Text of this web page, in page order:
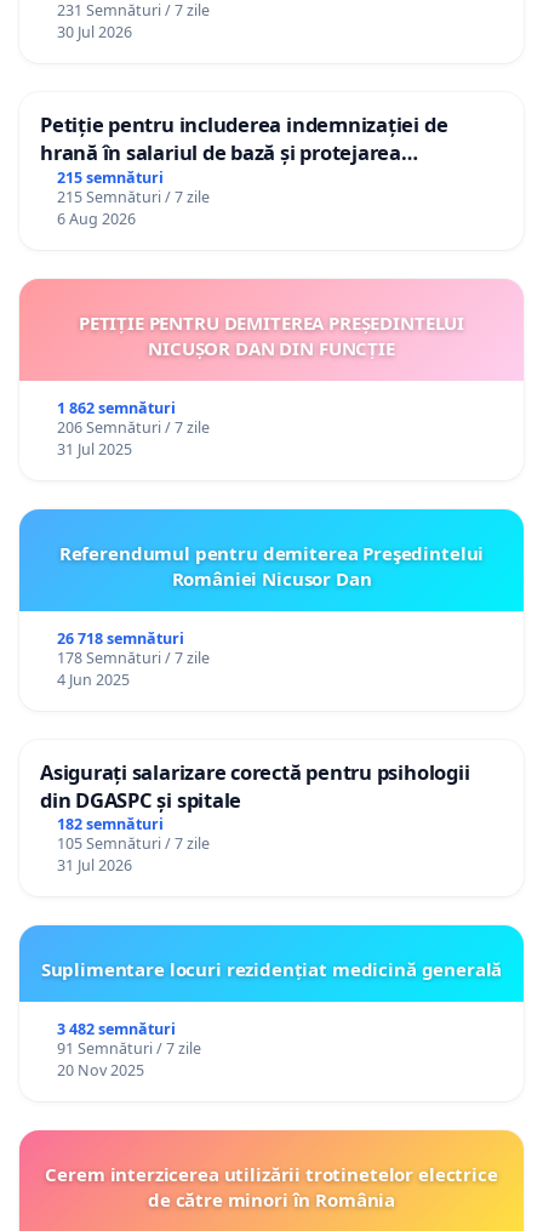
231 Semnături / 7 zile
30 Jul 2026
Petiție pentru includerea indemnizației de
hrană în salariul de bază și protejarea
gradațiilor de vechime pentru asistenții
personali
215 semnături
215 Semnături / 7 zile
6 Aug 2026
PETIȚIE PENTRU DEMITEREA PREȘEDINTELUI
NICUȘOR DAN DIN FUNCȚIE
1 862 semnături
206 Semnături / 7 zile
31 Jul 2025
Referendumul pentru demiterea Preşedintelui
României Nicusor Dan
26 718 semnături
178 Semnături / 7 zile
4 Jun 2025
Asigurați salarizare corectă pentru psihologii
din DGASPC și spitale
182 semnături
105 Semnături / 7 zile
31 Jul 2026
Suplimentare locuri rezidențiat medicină generală
3 482 semnături
91 Semnături / 7 zile
20 Nov 2025
Cerem interzicerea utilizării trotinetelor electrice
de către minori în România